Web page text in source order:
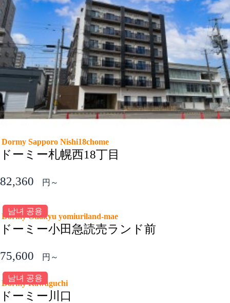
Dormy Sapporo Nishi18chome
ドーミー札幌西18丁目
82,360 円～
남녀 공용
Dormy Odakyu yomiuriland-mae
ドーミー小田急読売ランド前
75,600 円～
남녀 공용
Dormy Kawaguchi
ドーミー川口